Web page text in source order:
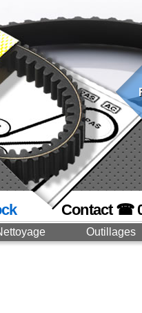
Outillages
Contact ☎